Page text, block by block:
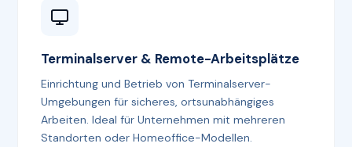
Terminalserver & Remote-Arbeitsplätze
Einrichtung und Betrieb von Terminalserver-
Umgebungen für sicheres, ortsunabhängiges
Arbeiten. Ideal für Unternehmen mit mehreren
Standorten oder Homeoffice-Modellen.